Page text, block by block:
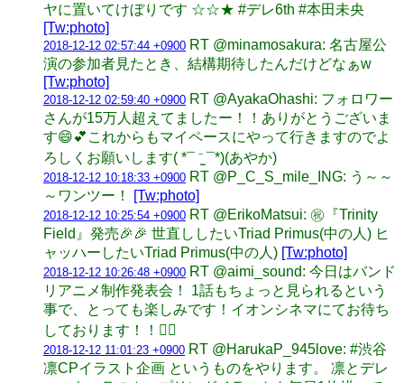
ヤに置いてけぼりです ☆☆★ #デレ6th #本田未央
[Tw:photo]
2018-12-12 02:57:44 +0900 RT @minamosakura: 名古屋公
演の参加者見たとき、結構期待したんだけどなぁw
[Tw:photo]
2018-12-12 02:59:40 +0900 RT @AyakaOhashi: フォロワー
さんが15万人超えてましたー！！ありがとうございま
す😄💕これからもマイペースにやって行きますのでよ
ろしくお願いします( *¯ ⁻̫ ¯*)(あやか)
2018-12-12 10:18:33 +0900 RT @P_C_S_mile_ING: う～～
～ワンツー！
[Tw:photo]
2018-12-12 10:25:54 +0900 RT @ErikoMatsui: ㊗️『Trinity
Field』発売🎉🎉 世直ししたいTriad Primus(中の人) ヒ
ャッハーしたいTriad Primus(中の人) [Tw:photo]
2018-12-12 10:26:48 +0900 RT @aimi_sound: 今日はバンド
リアニメ制作発表会！ 1話もちょっと見られるという
事で、とっても楽しみです！イオンシネマにてお待ち
しております！！🙇‍♀️
2018-12-12 11:01:23 +0900 RT @HarukaP_945love: #渋谷
凛CPイラスト企画 というものをやります。 凛とデレ